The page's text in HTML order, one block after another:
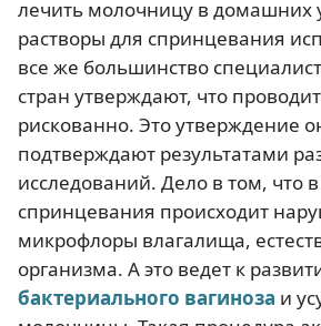
лечить молочницу в домашних
растворы для спринцевания
все же большинство
стран утверждают, что
рискованно. Это утверждение
подтверждают результатами
исследований. Дело в том, что
спринцевания происходит
микрофлоры влагалища,
организма. А это ведет к
бактериального вагиноза и